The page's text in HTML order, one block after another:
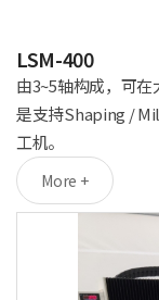
LSM-400
由3~5轴构成，可在
是支持Shaping /
工机。
More +